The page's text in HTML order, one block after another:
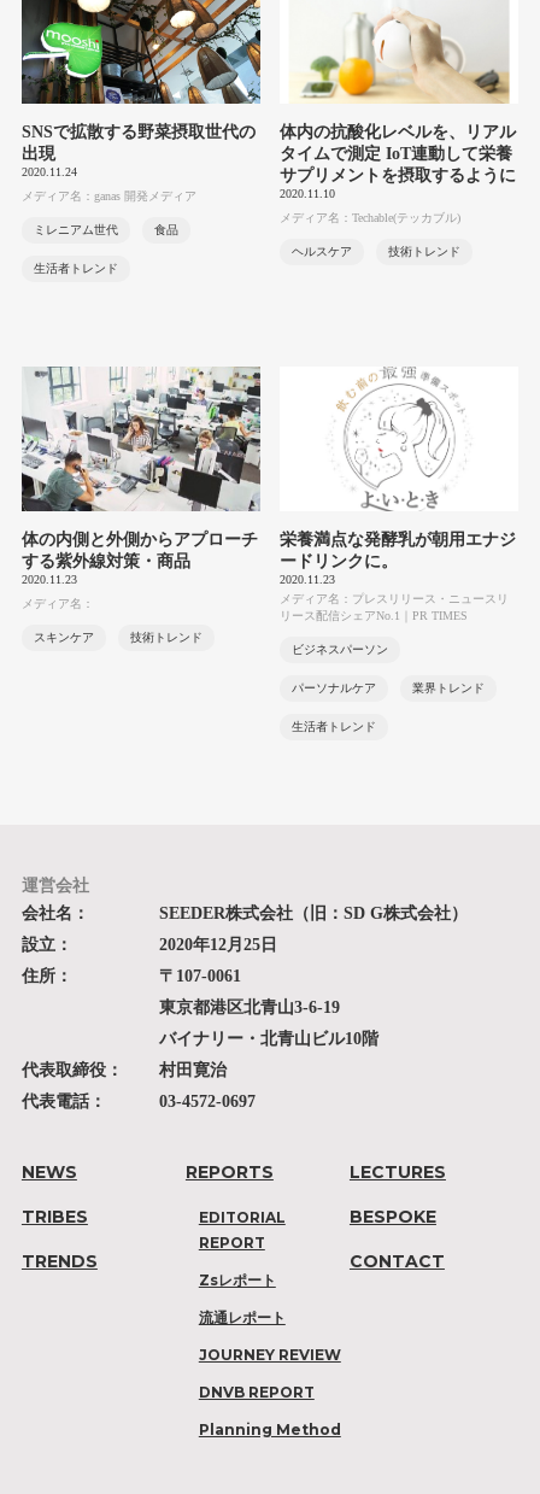
SNSで拡散する野菜摂取世代の
出現
2020.11.24
メディア名：ganas 開発メディア
ミレニアム世代 食品
生活者トレンド
体内の抗酸化レベルを、リアル
タイムで測定 IoT連動して栄養
サプリメントを摂取するように
2020.11.10
メディア名：Techable(テッカブル)
ヘルスケア 技術トレンド
体の内側と外側からアプローチ
する紫外線対策・商品
2020.11.23
メディア名：
スキンケア 技術トレンド
栄養満点な発酵乳が朝用エナジ
ードリンクに。
2020.11.23
メディア名：プレスリリース・ニュースリ
リース配信シェアNo.1｜PR TIMES
ビジネスパーソン
パーソナルケア 業界トレンド
生活者トレンド
運営会社
会社名：
SEEDER株式会社（旧：SD G株式会社）
設立：
2020年12月25日
住所：
〒107-0061
東京都港区北青山3-6-19
バイナリー・北青山ビル10階
代表取締役：
村田寛治
代表電話：
03-4572-0697
NEWS
TRIBES
TRENDS
REPORTS
EDITORIAL
REPORT
Zsレポート
流通レポート
JOURNEY REVIEW
DNVB REPORT
Planning Method
LECTURES
BESPOKE
CONTACT